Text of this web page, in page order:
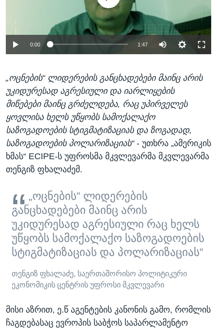
0:00 1:47
„ოცნების“ ლიდერების განცხადებები მაინც არის
უკიდურესად აგრესიული და იარლიყების
მიწებები მაინც გრძელდება, რაც უპირველეს
ყოვლისა ხელს უწყობს სამოქალაქო
საზოგადოების სტიგმატიზაციას და ზოგადად,
საზოგადოების პოლარიზაციას“- უთხრა „ამერიკის
ხმას“ ECIPE-ს უფროსმა მკვლევარმა მკვლევარმა
თენგიზ ფხალაძემ.
„ოცნების“ ლიდერების
განცხადებები მაინც არის
უკიდურესად აგრესიული რაც ხელს
უწყობს სამოქალაქო საზოგადოების
სტიგმატიზაციას და პოლარიზაციას“
თენგიზ ფხალაძე, საერთაშორისო პოლიტიკური
ეკონომიკის ცენტრის უფროსი მკვლევარი
მისი აზრით, ე.წ აგენტების კანონის გამო, რომლის
ჩაგდებასაც ევროპის საბჭოს საპარლამენტო